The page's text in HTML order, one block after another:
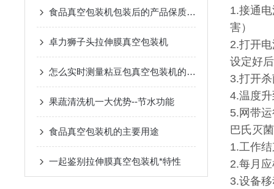
食品真空包装机包装后的产品保质期有多久
卓力狮子头拉伸膜真空包装机
怎么实时测量粘豆包真空包装机的气体流量？
果蔬清洗机一大优势--节水功能
食品真空包装机的主要用途
一起鉴别拉伸膜真空包装机*特性
1.接通
害）
2.打开
设定好
3.打开
4.温度
5.网带
巴氏灭
1.工作
2.每月
3.设备